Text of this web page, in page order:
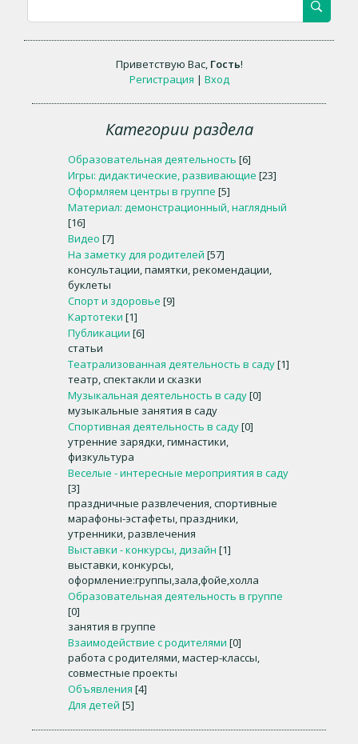
Приветствую Вас, Гость!
Регистрация | Вход
Категории раздела
Образовательная деятельность [6]
Игры: дидактические, развивающие [23]
Оформляем центры в группе [5]
Материал: демонстрационный, наглядный
[16]
Видео [7]
На заметку для родителей [57]
консультации, памятки, рекомендации,
буклеты
Спорт и здоровье [9]
Картотеки [1]
Публикации [6]
статьи
Театрализованная деятельность в саду[1]
театр, спектакли и сказки
Музыкальная деятельность в саду[0]
музыкальные занятия в саду
Спортивная деятельность в саду[0]
утренние зарядки, гимнастики,
физкультура
Веселые - интересные мероприятия в саду
[3]
праздничные развлечения, спортивные
марафоны-эстафеты, праздники,
утренники, развлечения
Выставки - конкурсы, дизайн [1]
выставки, конкурсы,
оформление:группы,зала,фойе,холла
Образовательная деятельность в группе
[0]
занятия в группе
Взаимодействие с родителями [0]
работа с родителями, мастер-классы,
совместные проекты
Объявления [4]
Для детей [5]